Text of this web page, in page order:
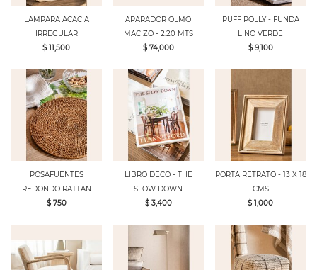
LAMPARA ACACIA
IRREGULAR
$ 11,500
APARADOR OLMO
MACIZO - 2.20 MTS
$ 74,000
PUFF POLLY - FUNDA
LINO VERDE
$ 9,100
POSAFUENTES
REDONDO RATTAN
$ 750
LIBRO DECO - THE
SLOW DOWN
$ 3,400
PORTA RETRATO - 13 X 18
CMS
$ 1,000